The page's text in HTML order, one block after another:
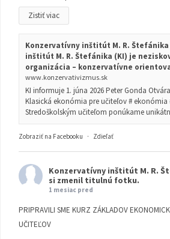
Zistiť viac
Konzervatívny inštitút M. R.
inštitút M. R. Štefánika (KI) je
organizácia – konzervatívne
www.konzervativizmus.sk
KI informuje 1. júna 2026 Peter Gonda
Klasická ekonómia pre učiteľov # ekonómia
Stredoškolským učiteľom ponúkame
Zobraziť na Facebooku · Zdieľať
Konzervatívny inštitút M. R.
si zmenil titulnú fotku.
1 mesiac pred
PRIPRAVILI SME KURZ ZÁKLADOV
UČITEĽOV